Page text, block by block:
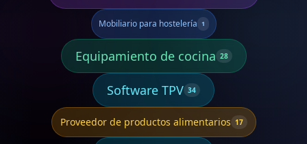
Mobiliario para hostelería 1
Equipamiento de cocina 28
Software TPV 34
Proveedor de productos alimentarios 17